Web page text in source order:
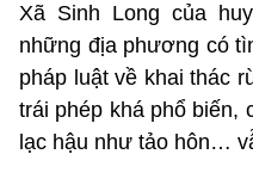
Xã Sinh Long của
những địa phương có
pháp luật về khai thác
trái phép khá phổ biến,
lạc hậu như tảo hôn…